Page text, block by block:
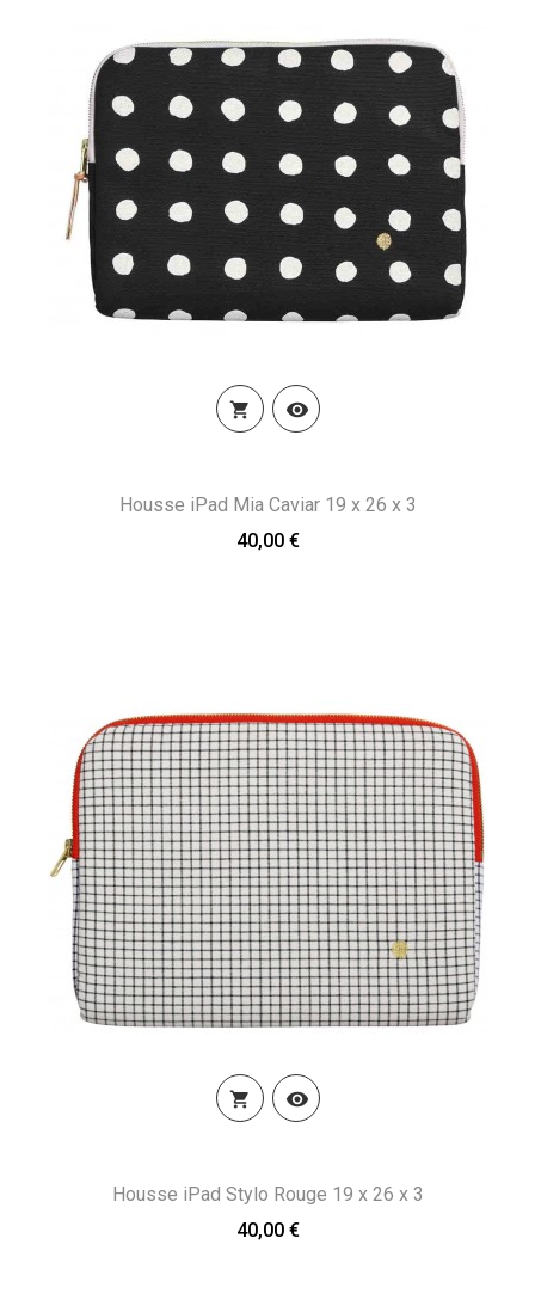
 
Housse iPad Mia Caviar 19 x 26 x 3
40,00 €
 
Housse iPad Stylo Rouge 19 x 26 x 3
40,00 €